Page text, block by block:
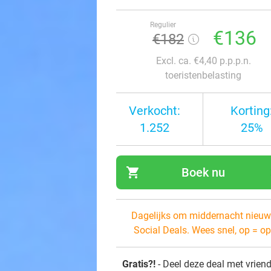
Regulier
€182 €136
Excl. ca. €4,40 p.p.p.n.
toeristenbelasting
Verkocht:
1.252
25%
shopping_cart Boek nu
Dagelijks om middernacht
Social Deals. Wees snel, op =
Gratis?! - Deel deze deal met